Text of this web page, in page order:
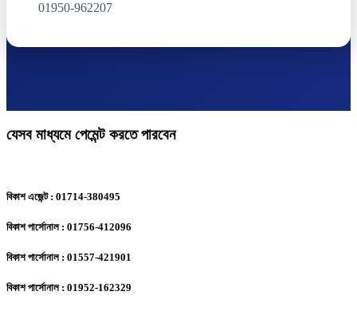
01950-962207
যেসব মাধ্যমে পেমেন্ট করতে পারবেন
বিকাশ এজেন্ট : 01714-380495
বিকাশ পার্সোনাল : 01756-412096
বিকাশ পার্সোনাল : 01557-421901
বিকাশ পার্সোনাল : 01952-162329